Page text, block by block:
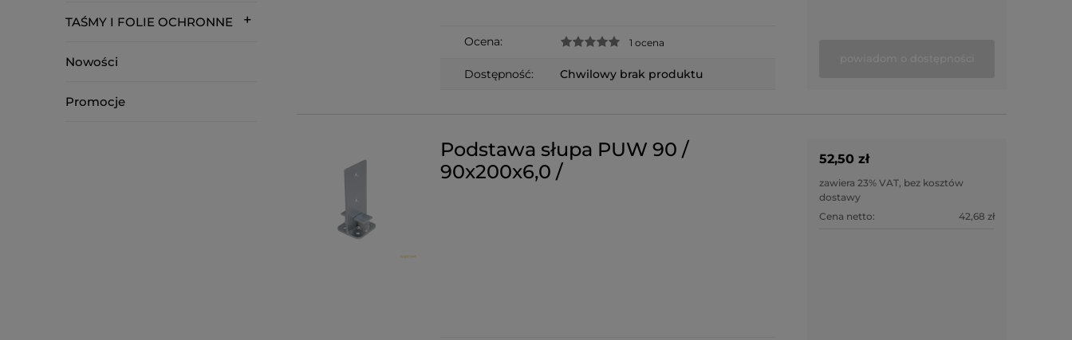
TAŚMY I FOLIE OCHRONNE
Nowości
Promocje
Ocena: 1 ocena
Dostępność: Chwilowy brak produktu
Podstawa słupa PUW 90 /
90x200x6,0 /
52,50 zł
zawiera 23% VAT, bez kosztów
dostawy
Cena netto:
42,68 zł